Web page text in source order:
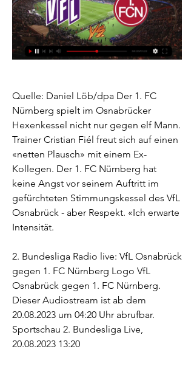
Quelle: Daniel Löb/dpa Der 1. FC
Nürnberg spielt im Osnabrücker
Hexenkessel nicht nur gegen elf Mann.
Trainer Cristian Fiél freut sich auf einen
«netten Plausch» mit einem Ex-
Kollegen. Der 1. FC Nürnberg hat
keine Angst vor seinem Auftritt im
gefürchteten Stimmungskessel des VfL
Osnabrück - aber Respekt. «Ich erwarte
Intensität.
2. Bundesliga Radio live: VfL Osnabrück
gegen 1. FC Nürnberg Logo VfL
Osnabrück gegen 1. FC Nürnberg.
Dieser Audiostream ist ab dem
20.08.2023 um 04:20 Uhr abrufbar.
Sportschau 2. Bundesliga Live,
20.08.2023 13:20